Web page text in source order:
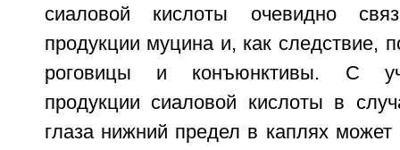
сиаловой кислоты очевидно
продукции муцина и, как следствие,
роговицы и конъюнктивы. С
продукции сиаловой кислоты в
глаза нижний предел в каплях